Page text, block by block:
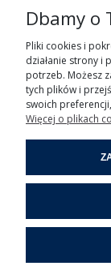
E-MAIL
Dbamy o
Pliki cookies i
działanie strony i
potrzeb. Możesz
tych plików i
swoich
Więcej o plikach